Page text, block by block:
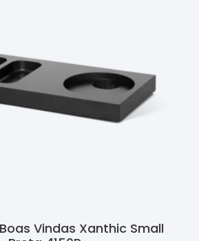
Vindas Xanthic Small